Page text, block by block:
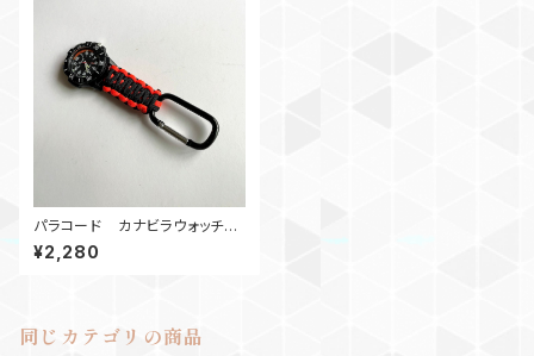
パラコード カナビラウォッチ
BR
¥2,280
同じカテゴリの商品